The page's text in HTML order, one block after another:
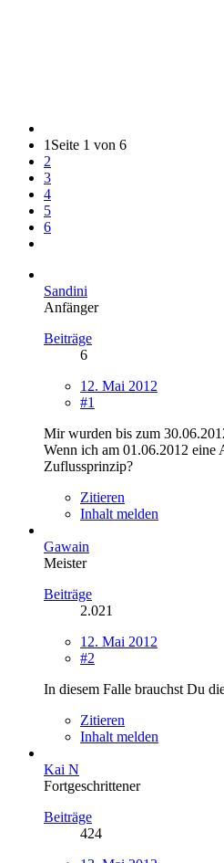
1 Seite 1 von 6
2
3
4
5
6
Sandini
Anfänger
Beiträge
6
12. Mai 2012
#1
Mir wurden bis zum
Wenn ich am 01.06.2012 eine
Zuflussprinzip?
Zitieren
Inhalt melden
Gawain
Meister
Beiträge
2.021
12. Mai 2012
#2
In diesem Falle brauchst Du
Zitieren
Inhalt melden
Kai N
Fortgeschrittener
Beiträge
424